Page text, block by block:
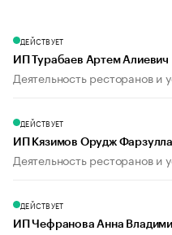
ДЕЙСТВУЕТ
ИП Турабаев Артем Алиевич
Деятельность ресторанов и
ДЕЙСТВУЕТ
ИП Кязимов Орудж
Деятельность ресторанов и
ДЕЙСТВУЕТ
ИП Чефранова Анна